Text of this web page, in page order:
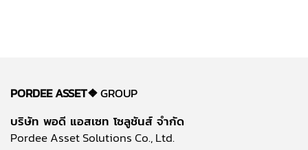
PORDEE ASSET❖GROUP
บริษัท พอดี แอสเซท โซลูชันส์ จำกัด
Pordee Asset Solutions Co., Ltd.